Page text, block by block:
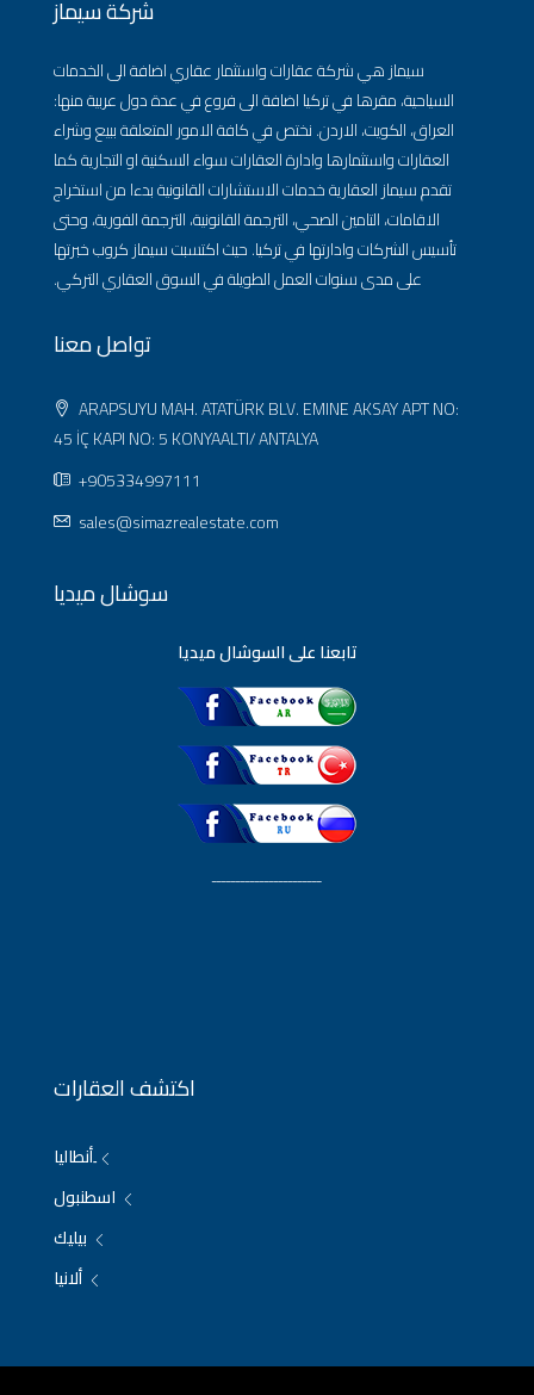
شركة سيماز
سيماز هي شركة عقارات واستثمار عقاري اضافة الى الخدمات
السياحية، مقرها في تركيا اضافة الى فروع في عدة دول عربية منها:
العراق، الكويت، الاردن. نختص في كافة الامور المتعلقة ببيع وشراء
العقارات واستثمارها وادارة العقارات سواء السكنية او التجارية كما
تقدم سيماز العقارية خدمات الاستشارات القانونية بدءا من استخراج
الاقامات، التامين الصحي، الترجمة القانونية، الترجمة الفورية، وحتى
تأسيس الشركات وادارتها في تركيا. حيث اكتسبت سيماز كروب خبرتها
على مدى سنوات العمل الطويلة في السوق العقاري التركي.
تواصل معنا
ARAPSUYU MAH. ATATÜRK BLV. EMINE AKSAY APT NO:
45 İÇ KAPI NO: 5 KONYAALTI/ ANTALYA
+905334997111
sales@simazrealestate.com
سوشال ميديا
تابعنا على السوشال ميديا
ـــــــــــــــــــــــ
اكتشف العقارات
ِأنطاليا
اسطنبول
بيليك
ألانيا